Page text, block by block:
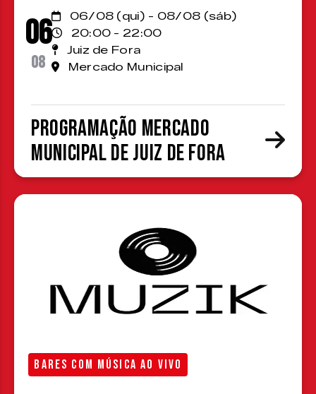
06
08
06/08 (qui) - 08/08 (sáb)
20:00 - 22:00
Juiz de Fora
Mercado Municipal
Programação Mercado
Municipal de Juiz de Fora
BARES COM MÚSICA AO VIVO